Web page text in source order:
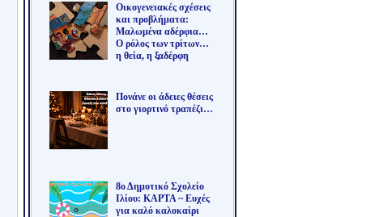
Οικογενειακές σχέσεις
και προβλήματα:
Μαλωμένα αδέρφια…
Ο ρόλος των τρίτων…
η θεία, η ξαδέρφη
Πονάνε οι άδειες θέσεις
στο γιορτινό τραπέζι…
8ο Δημοτικό Σχολείο
Ιλίου: ΚΑΡΤΑ ~ Ευχές
για καλό καλοκαίρι